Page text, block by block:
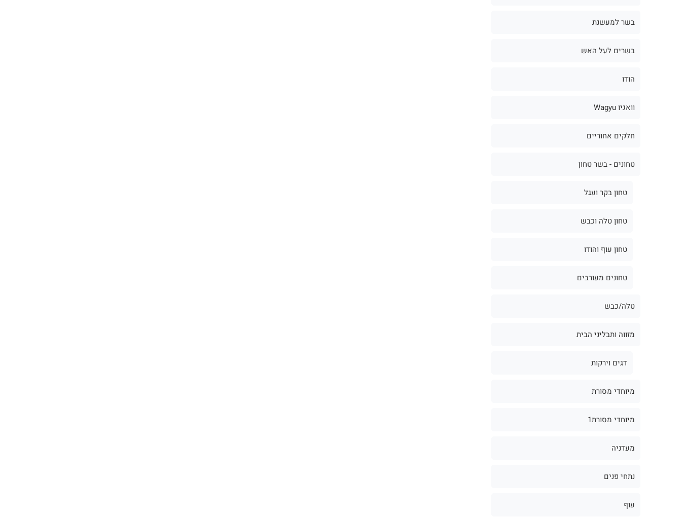
בשר למעשנת
בשרים לעל האש
הודו
וואגיו Wagyu
חלקים אחוריים
טחונים - בשר טחון
טחון בקר ועגל
טחון טלה וכבש
טחון עוף והודו
טחונים מעורבים
טלה/כבש
מזווה ותבליני הבית
דגים וירקות
מיוחדי מסורת
מיוחדי מסורת1
מעדניה
נתחי פנים
עוף